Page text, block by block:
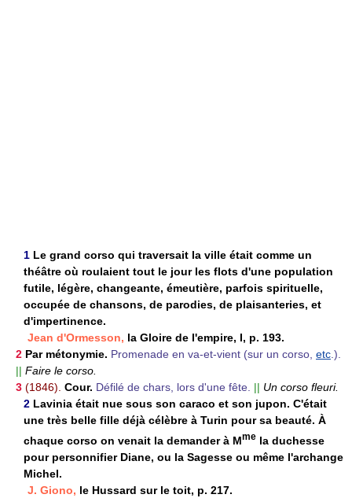
1 Le grand corso qui traversait la ville était comme un
théâtre où roulaient tout le jour les flots d'une population
futile, légère, changeante, émeutière, parfois spirituelle,
occupée de chansons, de parodies, de plaisanteries, et
d'impertinence.
Jean d'Ormesson, la Gloire de l'empire, I, p. 193.
2 Par métonymie. Promenade en va-et-vient (sur un corso, etc .).
|| Faire le corso.
3 (1846). Cour. Défilé de chars, lors d'une fête. || Un corso fleuri.
2 Lavinia était nue sous son caraco et son jupon. C'était
une très belle fille déjà célèbre à Turin pour sa beauté. À
chaque corso on venait la demander à Mme la duchesse
pour personnifier Diane, ou la Sagesse ou même l'archange
Michel.
J. Giono, le Hussard sur le toit, p. 217.